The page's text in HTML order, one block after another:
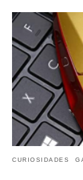
CURIOSIDADES